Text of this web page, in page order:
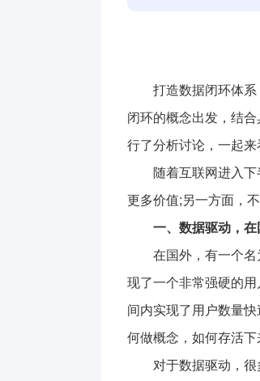
打造数据闭环体
闭环的概念出发，结
行了分析讨论，一起来
随着互联网进入
更多价值;另一方面，
一、数据驱动，
在国外，有一个
现了一个非常强硬的
间内实现了用户数量
何做概念，如何存活下
对于数据驱动，